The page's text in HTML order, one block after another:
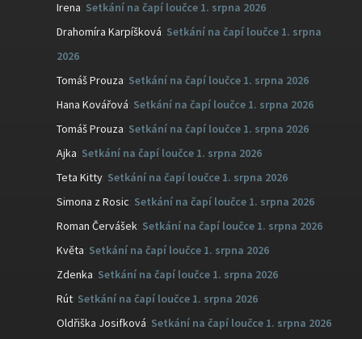
Irena Setkání na čapí loučce 1. srpna 2026
Drahomíra Karpíšková Setkání na čapí loučce 1. srpna
2026
Tomáš Prouza Setkání na čapí loučce 1. srpna 2026
Hana Kovářová Setkání na čapí loučce 1. srpna 2026
Tomáš Prouza Setkání na čapí loučce 1. srpna 2026
Ajka Setkání na čapí loučce 1. srpna 2026
Teta Kitty Setkání na čapí loučce 1. srpna 2026
Simona z Rosic Setkání na čapí loučce 1. srpna 2026
Roman Červášek Setkání na čapí loučce 1. srpna 2026
Květa Setkání na čapí loučce 1. srpna 2026
Zdenka: Setkání na čapí loučce 1. srpna 2026
Rút: Setkání na čapí loučce 1. srpna 2026
Oldřiška Josifková: Setkání na čapí loučce 1. srpna 2026